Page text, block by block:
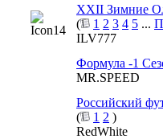
XXII Зимние
(
1 2 3 4 5 ...
ILV777
Формула -1
MR.SPEED
Российский
(
1 2 )
RedWhite